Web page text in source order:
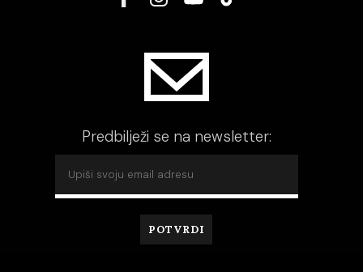
Predbilježi se na newsletter: